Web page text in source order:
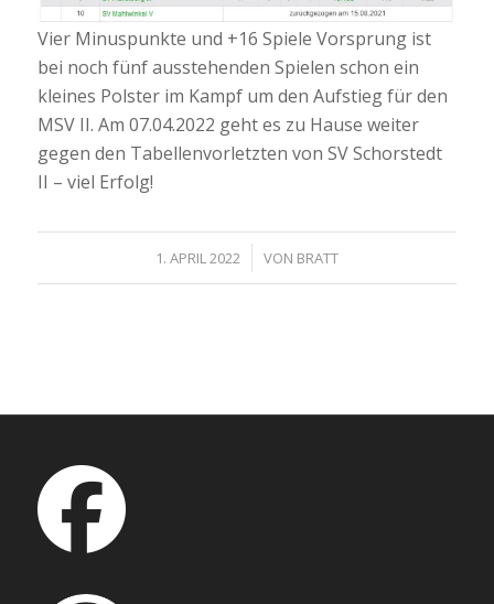
Vier Minuspunkte und +16 Spiele Vorsprung ist
bei noch fünf ausstehenden Spielen schon ein
kleines Polster im Kampf um den Aufstieg für den
MSV II. Am 07.04.2022 geht es zu Hause weiter
gegen den Tabellenvorletzten von SV Schorstedt
II – viel Erfolg!
1. APRIL 2022
/ VON BRATT